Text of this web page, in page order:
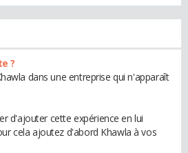
?
dans une entreprise qui n'apparaît
d'ajouter cette expérience en lui
cela ajoutez d'abord Khawla à vos